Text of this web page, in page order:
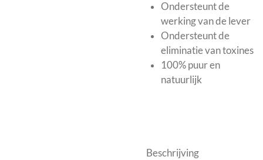
Ondersteunt de
werking van de lever
Ondersteunt de
eliminatie van toxines
100% puur en
natuurlijk
Beschrijving